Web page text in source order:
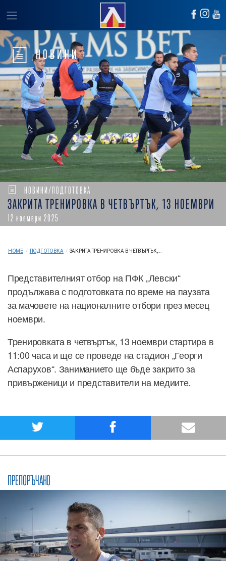
НОВИНИ
НОВИНИ/ПОДГОТОВКА
ЗАКРИТА ТРЕНИРОВКА В ЧЕТВЪРТЪК, 13 НОЕМВРИ
12 ноември 2025
HOME / ПОДГОТОВКА / ЗАКРИТА ТРЕНИРОВКА В ЧЕТВЪРТЪК,...
Представителният отбор на ПФК „Левски“
продължава с подготовката по време на паузата
за мачовете на националните отбори през месец
ноември.
Тренировката в четвъртък, 13 ноември стартира в
11:00 часа и ще се проведе на стадион „Георги
Аспарухов“. Заниманието ще бъде закрито за
привърженици и представители на медиите.
ПРЕПОРЪЧАНО